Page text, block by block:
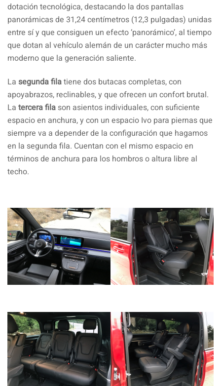
dotación tecnológica, destacando la dos pantallas
panorámicas de 31,24 centímetros (12,3 pulgadas) unidas
entre sí y que consiguen un efecto ‘panorámico’, al tiempo
que dotan al vehículo alemán de un carácter mucho más
moderno que la generación saliente.
La segunda filatiene dos butacas completas, con
apoyabrazos, reclinables, y que ofrecen un confort brutal.
La tercera fila son asientos individuales, con suficiente
espacio en anchura, y con un espacio Ivo para piernas que
siempre va a depender de la configuración que hagamos
en la segunda fila. Cuentan con el mismo espacio en
términos de anchura para los hombros o altura libre al
techo.